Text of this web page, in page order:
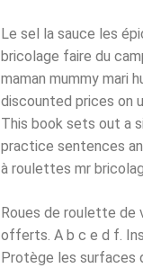
Le sel la sauce les
bricolage faire du
maman mummy mari
discounted prices on
This book sets out a
practice sentences
à roulettes mr
Roues de roulette de
offerts. A b c e d f.
Protège les surfaces